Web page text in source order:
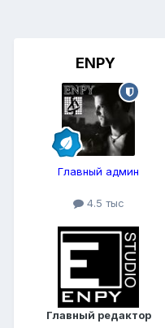
ENPY
Главный админ
4.5 тыс
Главный редактор